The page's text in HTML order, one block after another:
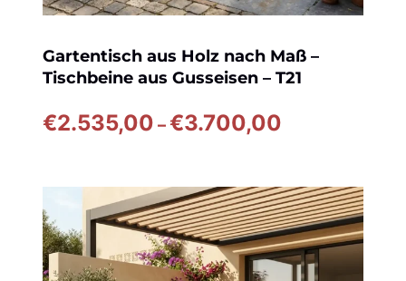
Gartentisch aus Holz nach Maß –
Tischbeine aus Gusseisen – T21
€2.535,00 –€3.700,00
€3.700,00